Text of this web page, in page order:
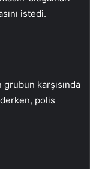
istedi.
karşısında
polis